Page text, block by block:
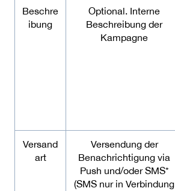
Beschre
ibung
Optional. Interne
Beschreibung der
Kampagne
Versand
art
Versendung der
Benachrichtigung via
Push und/oder SMS*
(SMS nur in Verbindung